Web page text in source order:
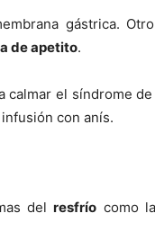
gástrica.
de apetito.
calmar el síndrome de
con anís.
delresfrío como